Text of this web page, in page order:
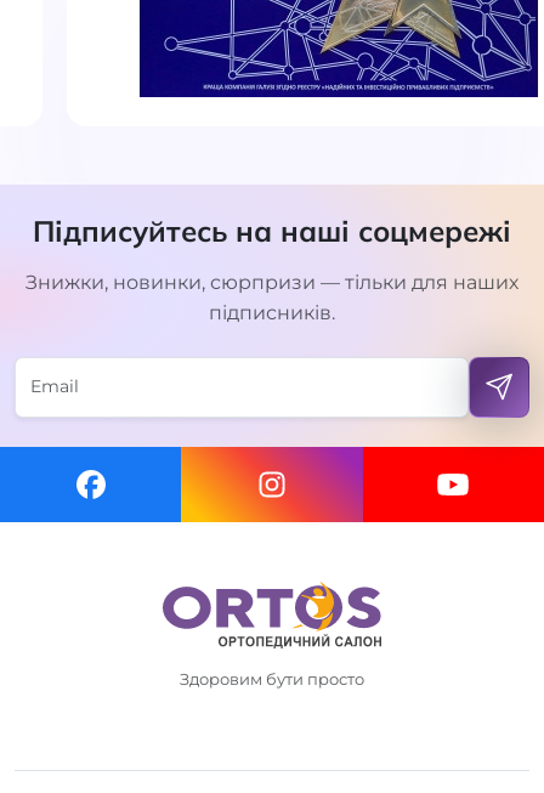
Підписуйтесь на наші соцмережі
Знижки, новинки, сюрпризи — тільки для наших
підписників.
Здоровим бути просто